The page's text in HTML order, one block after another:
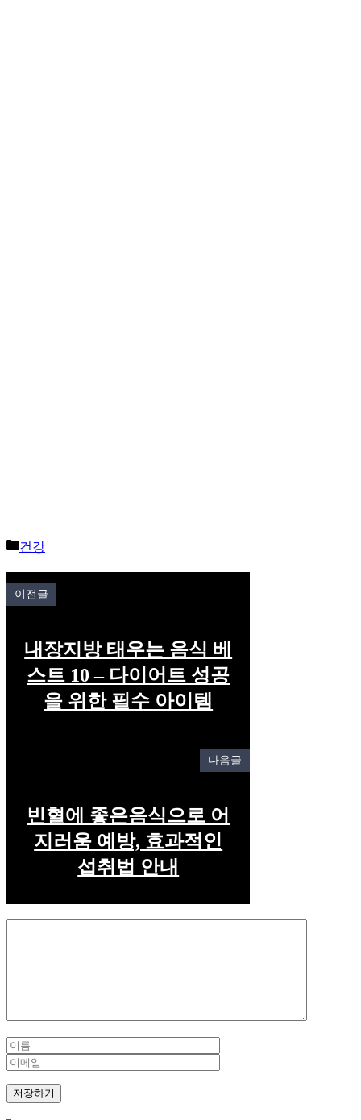
Categories
건강
이전글
내장지방 태우는 음식 베
스트 10 – 다이어트 성공
을 위한 필수 아이템
다음글
빈혈에 좋은음식으로 어
지러움 예방, 효과적인
섭취법 안내
Name